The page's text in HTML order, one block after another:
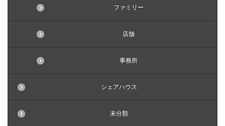
ファミリー
店舗
事務所
シェアハウス
未分類